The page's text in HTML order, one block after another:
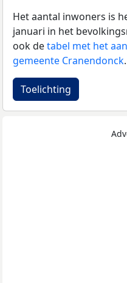
Het aantal inwoners is
januari in het
ook detabel met het
gemeente Cranendonck.
Toelichting